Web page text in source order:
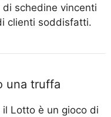
schedine vincenti
clienti soddisfatti.
una truffa
Lotto è un gioco di